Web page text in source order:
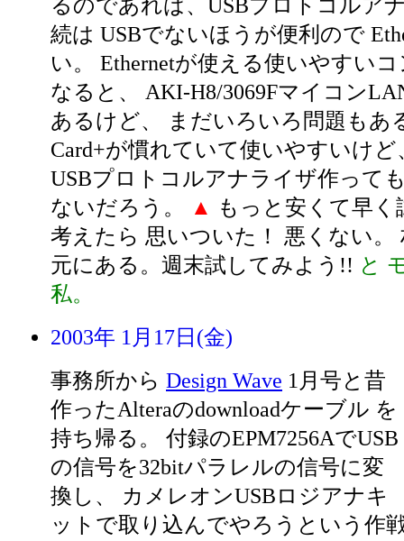
るのであれば、USBプロトコルア
続は USBでないほうが便利ので
い。 Ethernetが使える使いやすい
なると、 AKI-H8/3069Fマイコン
あるけど、 まだいろいろ問題もあ
Card+が慣れていて使いやすいけ
USBプロトコルアナライザ作って
ないだろう。
▲ もっと安くて早く
考えたら 思いついた！ 悪くない。
元にある。週末試してみよう!! と
私。
2003年 1月17日(金)
事務所から Design Wave 1月号と昔
作ったAlteraのdownloadケーブル を
持ち帰る。 付録のEPM7256AでUSB
の信号を32bitパラレルの信号に変
換し、 カメレオンUSBロジアナキ
ットで取り込んでやろうという作